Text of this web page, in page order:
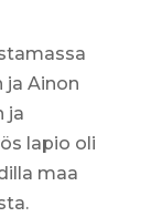
ja Ainon
ja
lapio oli
maa